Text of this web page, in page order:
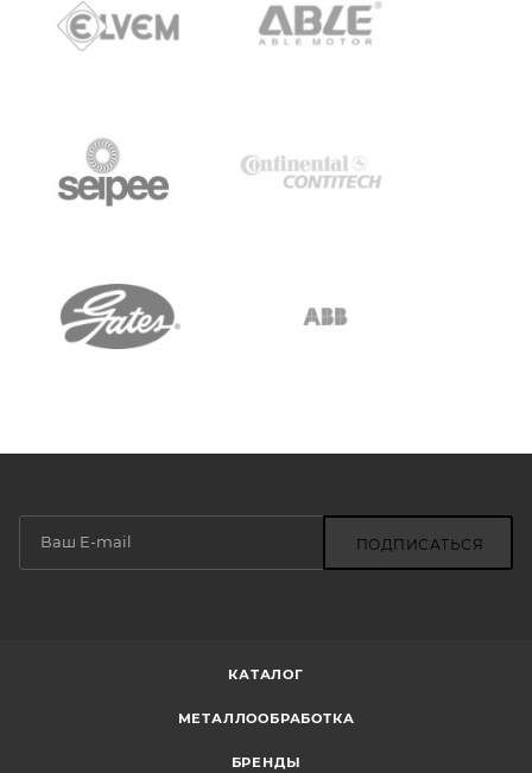
ПОДПИСАТЬСЯ
КАТАЛОГ
МЕТАЛЛООБРАБОТКА
БРЕНДЫ